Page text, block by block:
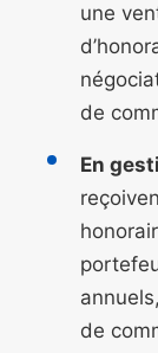
une
de
En
de